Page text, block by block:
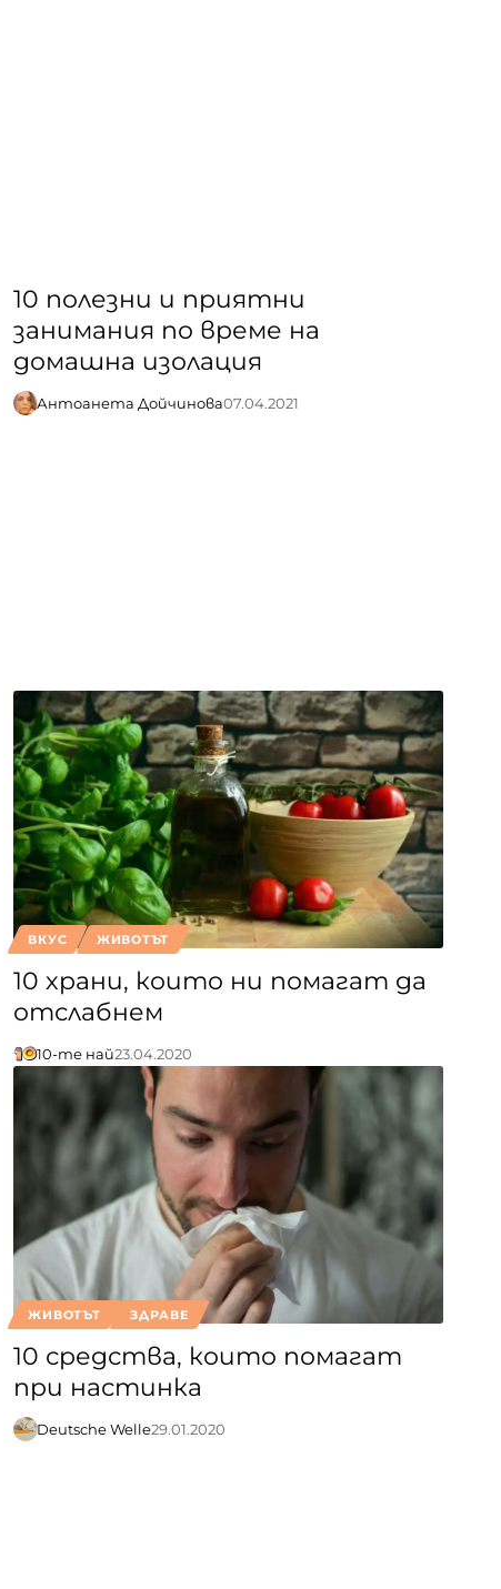
10 полезни и приятни
занимания по време на
домашна изолация
Антоанета Дойчинова07.04.2021
ВКУС ЖИВОТЪТ
10 храни, които ни помагат да
отслабнем
10-те най23.04.2020
ЖИВОТЪТ ЗДРАВЕ
10 средства, които помагат
при настинка
Deutsche Welle29.01.2020